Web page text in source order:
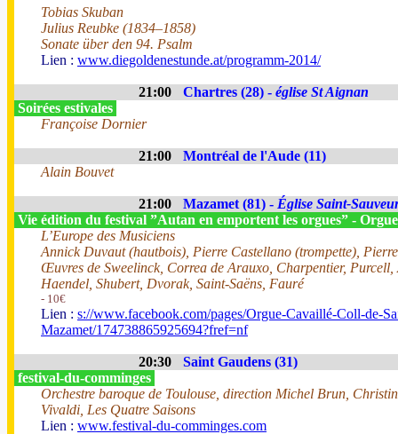
Tobias Skuban
Julius Reubke (1834–1858)
Sonate über den 94. Psalm
Lien : www.diegoldenestunde.at/programm-2014/
21:00 Chartres (28) - église St Aignan
Soirées estivales
Françoise Dornier
21:00
Montréal de l'Aude (11)
Alain Bouvet
21:00 Mazamet (81) - Église Saint-
Vie édition du festival ”Autan en emportent les orgues” -
L’Europe des Musiciens
Annick Duvaut (hautbois), Pierre Castellano (trompette),
Œuvres de Sweelinck, Correa de Arauxo, Charpentier,
Haendel, Shubert, Dvorak, Saint-Saëns, Fauré
- 10€
Lien : s://www.facebook.com/pages/Orgue-Cavaillé-Coll-de-
Mazamet/174738865925694?fref=nf
20:30
Saint Gaudens (31)
festival-du-comminges
Orchestre baroque de Toulouse, direction Michel Brun,
Vivaldi, Les Quatre Saisons
Lien : www.festival-du-comminges.com